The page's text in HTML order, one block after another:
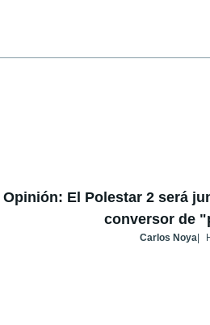
Opinión: El Polestar 2 será
conversor de
Carlos Noya